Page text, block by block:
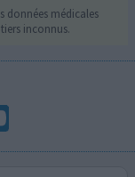
données médicales
inconnus.